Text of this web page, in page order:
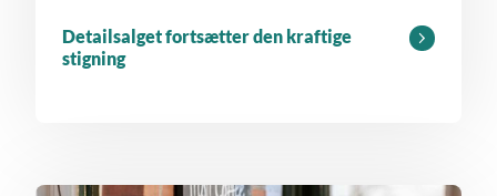
Detailsalget fortsætter den kraftige
stigning